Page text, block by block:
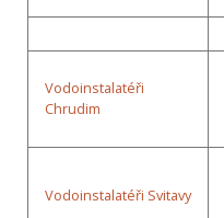
Vodoinstalatéři
Chrudim
Vodoinstalatéři Svitavy